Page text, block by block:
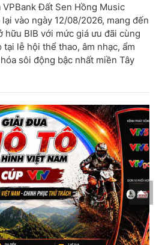
Đất Sen Hồng Music
vào ngày 12/08/2026, mang đến
BIB với mức giá ưu đãi cùng
lễ hội thể thao, âm nhạc, ẩm
sôi động bậc nhất miền Tây